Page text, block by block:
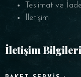
Teslimat ve
İletişim
İletişim